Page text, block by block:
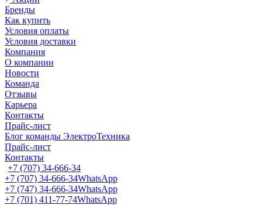
Бренды
Как купить
Условия оплаты
Условия доставки
Компания
О компании
Новости
Команда
Отзывы
Карьера
Контакты
Прайс-лист
Блог команды ЭлектроТехника
Прайс-лист
Контакты
+7 (707) 34-666-34
+7 (707) 34-666-34WhatsApp
+7 (747) 34-666-34WhatsApp
+7 (701) 411-77-74WhatsApp